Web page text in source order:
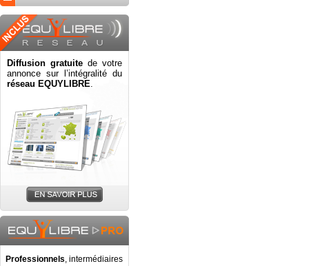
Diffusion gratuite de votre
annonce sur l’intégralité du
réseau EQUYLIBRE.
Professionnels, intermédiaires